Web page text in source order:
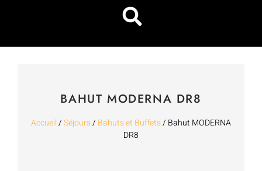
BAHUT MODERNA DR8
Accueil/Séjours/ Bahuts et Buffets/ Bahut MODERNA
DR8